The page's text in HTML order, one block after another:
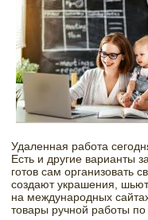
Удаленная работа
Есть и другие варианты
готов сам организовать
создают украшения,
на международных
товары ручной работы по